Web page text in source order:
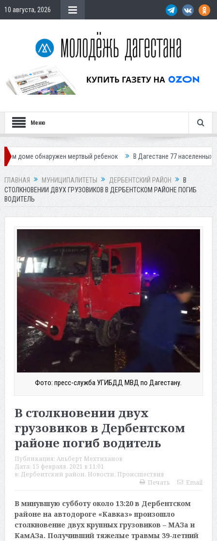
10 августа, 2026
Меню
мертвый ребенок В Дагестане 77 населенных пунктов
ГЛАВНАЯ МУНИЦИПАЛИТЕТЫ ДЕРБЕНТСКИЙ РАЙОН
В
СТОЛКНОВЕНИИ ДВУХ ГРУЗОВИКОВ В ДЕРБЕНТСКОМ РАЙОНЕ ПОГИБ
ВОДИТЕЛЬ
Фото: пресс-служба УГИБДД МВД по Дагестану.
В столкновении двух
грузовиков в Дербентском
районе погиб водитель
Публикация: Альберт Мехтиханов
Дата: 15 февраля, 2021 в 11:01
в: Дербентский район, Новости, Происшествия
Печать
Email
В минувшую субботу около 13:20 в Дербентском
районе на автодороге «Кавказ» произошло
столкновение двух крупных грузовиков – МАЗа и
КамАЗа. Получивший тяжелые травмы 39-летний